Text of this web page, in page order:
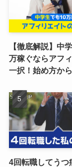
【徹底解説】中
万稼ぐならアフ
一択！始め方か
4回転職してうつ